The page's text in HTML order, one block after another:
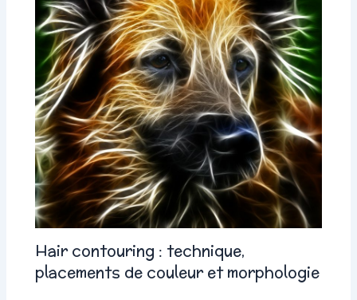
Hair contouring : technique,
placements de couleur et morphologie